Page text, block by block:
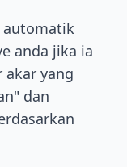
automatik
anda jika ia
yang
dan